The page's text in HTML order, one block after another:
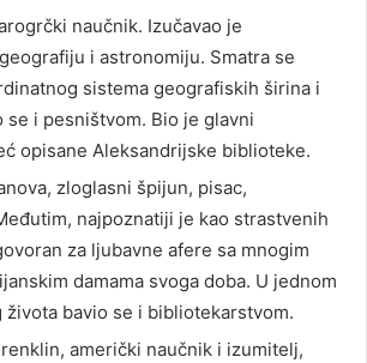
naučnik. Izučavao je
i astronomiju. Smatra se
sistema geografiskih širina i
se i pesništvom. Bio je glavni
opisane Aleksandrijske biblioteke.
zloglasni špijun, pisac,
najpoznatiji je kao strastvenih
za ljubavne afere sa mnogim
damama svoga doba. U jednom
života bavio se i bibliotekarstvom.
američki naučnik i izumitelj,